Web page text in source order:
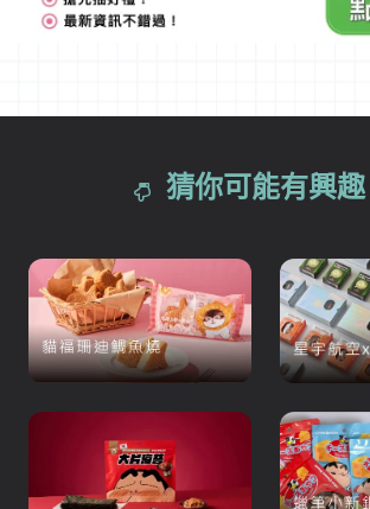
猜你可能有興趣